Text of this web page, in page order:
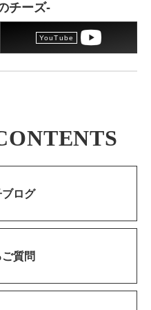
チーズ-
ログ
質問